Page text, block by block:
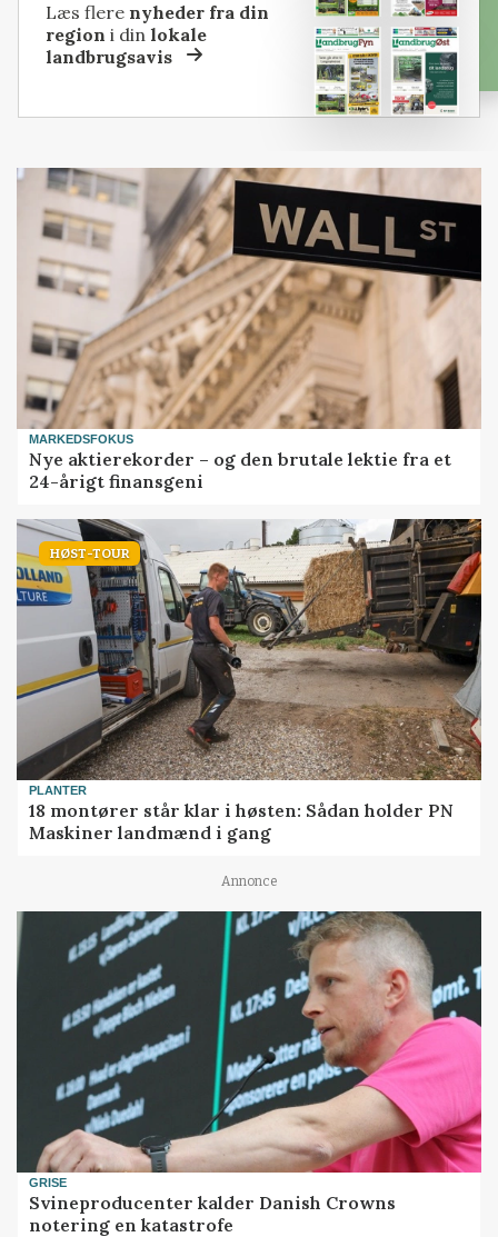
Læs flere nyheder fra din
region i dinlokale
landbrugsavis
MARKEDSFOKUS
Nye aktierekorder – og den brutale lektie fra et
24-årigt finansgeni
HØST-TOUR
PLANTER
18 montører står klar i høsten: Sådan holder PN
Maskiner landmænd i gang
Annonce
GRISE
Svineproducenter kalder Danish Crowns
notering en katastrofe